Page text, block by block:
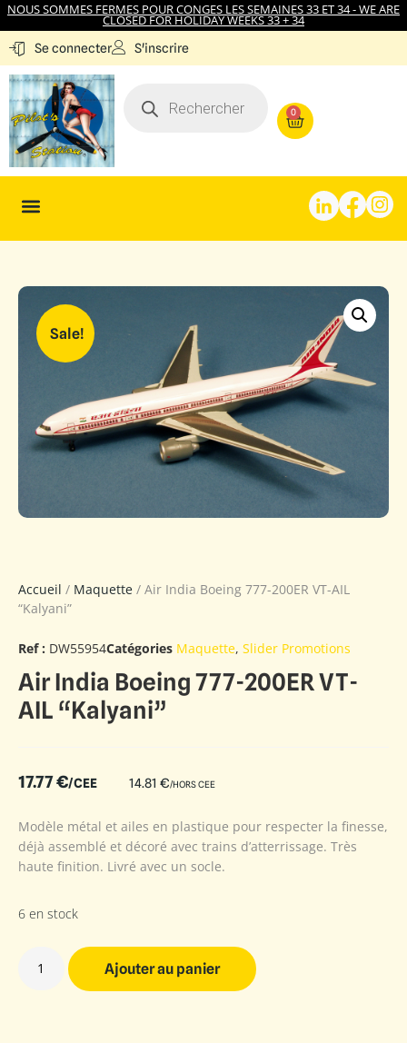
NOUS SOMMES FERMES POUR CONGES LES SEMAINES 33 ET 34 - WE ARE
CLOSED FOR HOLIDAY WEEKS 33 + 34
Se connecter S'inscrire
0
Sale!
Accueil / Maquette / Air India Boeing 777-200ER VT-AIL
“Kalyani”
Ref : DW55954Catégories Maquette, Slider Promotions
Air India Boeing 777-200ER VT-
AIL “Kalyani”
17.77€/CEE 14.81 €/HORS CEE
Modèle métal et ailes en plastique pour respecter la finesse,
déjà assemblé et décoré avec trains d’atterrissage. Très
haute finition. Livré avec un socle.
6 en stock
Ajouter au panier